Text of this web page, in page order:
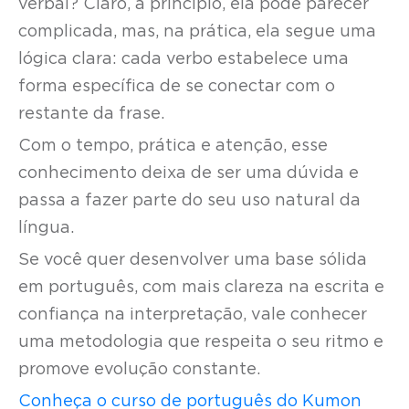
verbal? Claro, a princípio, ela pode parecer
complicada, mas, na prática, ela segue uma
lógica clara: cada verbo estabelece uma
forma específica de se conectar com o
restante da frase.
Com o tempo, prática e atenção, esse
conhecimento deixa de ser uma dúvida e
passa a fazer parte do seu uso natural da
língua.
Se você quer desenvolver uma base sólida
em português, com mais clareza na escrita e
confiança na interpretação, vale conhecer
uma metodologia que respeita o seu ritmo e
promove evolução constante.
Conheça o curso de português do Kumon